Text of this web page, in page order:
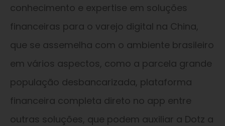
conhecimento e expertise em soluções
financeiras para o varejo digital na China,
que se assemelha com o ambiente brasileiro
em vários aspectos, como a parcela grande
população desbancarizada, plataforma
financeira completa direto no app entre
outras soluções, que podem auxiliar a Dotz a